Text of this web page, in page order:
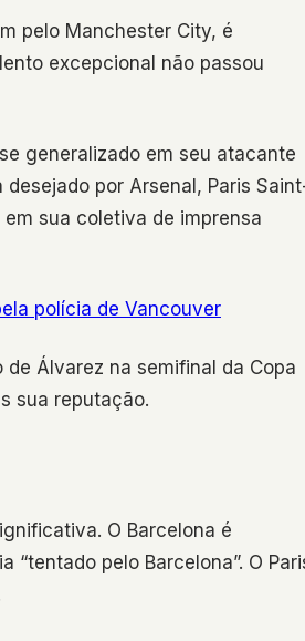
pelo Manchester City, é
excepcional não passou
generalizado em seu atacante
por Arsenal, Paris
em sua coletiva de imprensa
polícia de Vancouver
Álvarez na semifinal da Copa
sua reputação.
O Barcelona é
pelo Barcelona”. O